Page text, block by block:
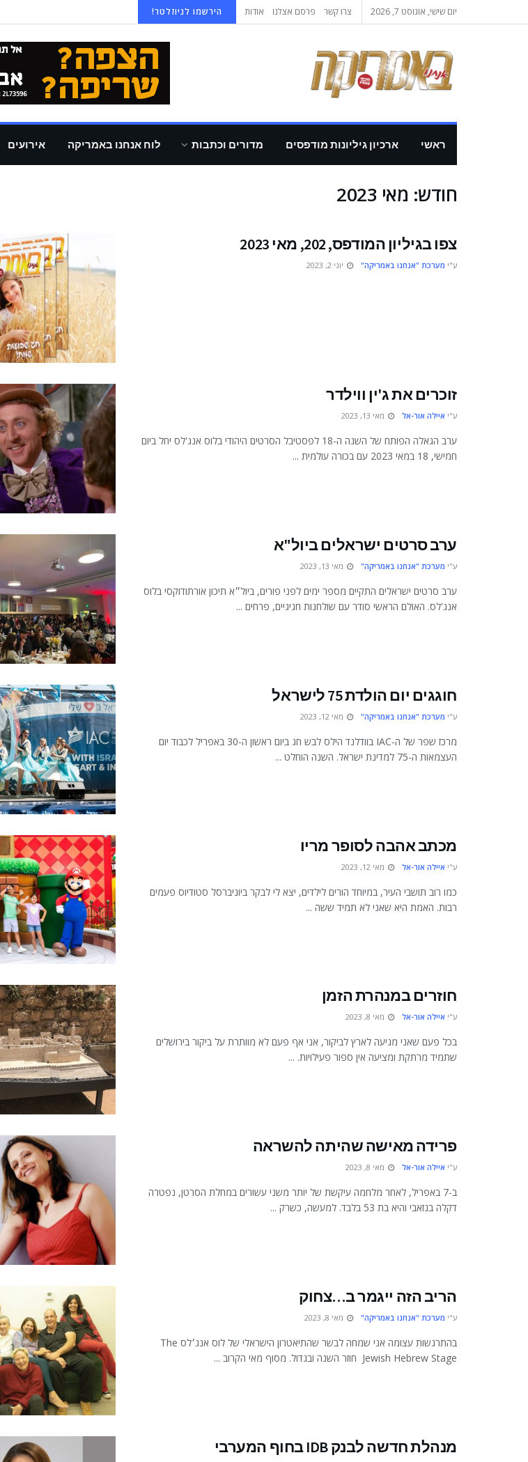
יום שישי, אוגוסט 7, 2026 צרו קשר פרסם אצלנו אודות הירשמו לניוזלטר!
ראשי ארכיון גיליונות מודפסים מדורים וכתבות לוח אנחנו באמריקה אירועים
חודש: מאי 2023
צפו בגיליון המודפס, 202, מאי 2023
ע"י מערכת "אנחנו באמריקה" יוני 2, 2023
זוכרים את ג'ין ווילדר
ע"י איילה אור-אל מאי 13, 2023
ערב הגאלה הפותח של השנה ה-18 לפסטיבל הסרטים היהודי בלוס אנג'לס יחל ביום
חמישי, 18 במאי 2023 עם בכורה עולמית ...
ערב סרטים ישראלים ביול"א
ע"י מערכת "אנחנו באמריקה" מאי 13, 2023
ערב סרטים ישראלים התקיים מספר ימים לפני פורים, ביול״א תיכון אורתודוקסי בלוס
אנג'לס. האולם הראשי סודר עם שולחנות חגיגיים, פרחים ...
חוגגים יום הולדת 75 לישראל
ע"י מערכת "אנחנו באמריקה" מאי 12, 2023
מרכז שפר של ה-IAC בוודלנד הילס לבש חג ביום ראשון ה-30 באפריל לכבוד יום
העצמאות ה-75 למדינת ישראל. השנה הוחלט ...
מכתב אהבה לסופר מריו
ע"י איילה אור-אל מאי 12, 2023
כמו רוב תושבי העיר, במיוחד הורים לילדים, יצא לי לבקר ביוניברסל סטודיוס פעמים
רבות. האמת היא שאני לא תמיד ששה ...
חוזרים במנהרת הזמן
ע"י איילה אור-אל מאי 8, 2023
בכל פעם שאני מגיעה לארץ לביקור, אני אף פעם לא מוותרת על ביקור בירושלים
שתמיד מרתקת ומציעה אין ספור פעילויות. ...
פרידה מאישה שהיתה להשראה
ע"י איילה אור-אל מאי 8, 2023
ב-7 באפריל, לאחר מלחמה עיקשת של יותר משני עשורים במחלת הסרטן, נפטרה
דקלה בנזאבי והיא בת 53 בלבד. למעשה, כשרק ...
הריב הזה ייגמר ב…צחוק
ע"י מערכת "אנחנו באמריקה" מאי 8, 2023
בהתרגשות עצומה אני שמחה לבשר שהתיאטרון הישראלי של לוס אנג׳לס The
Jewish Hebrew Stage חוזר השנה ובגדול. מסוף מאי הקרוב ...
מנהלת חדשה לבנק IDB בחוף המערבי